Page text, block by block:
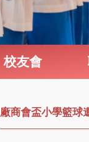
校友會
廠商會盃小學籃球